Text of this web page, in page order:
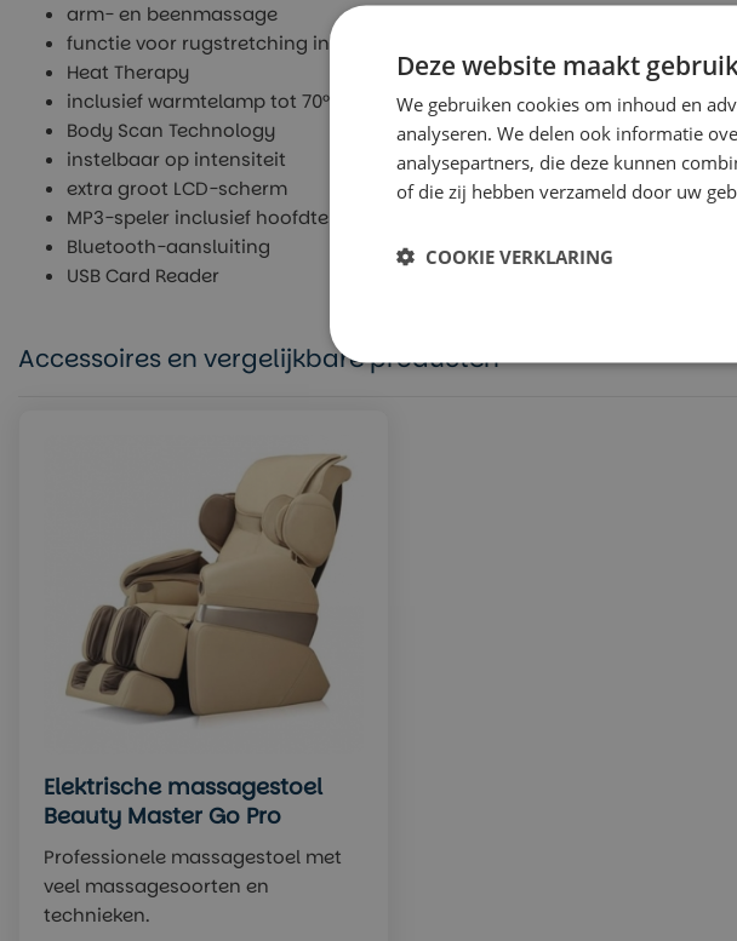
arm- en beenmassage
functie voor rugstretching in alle soorten massage
Heat Therapy
inclusief warmtelamp tot 70°
Body Scan Technology
instelbaar op intensiteit
extra groot LCD-scherm
MP3-speler inclusief hoofdtelefoon (Aonike)
Bluetooth-aansluiting
USB Card Reader
Accessoires en vergelijkbare producten
Elektrische massagestoel
Beauty Master Go Pro
Professionele massagestoel met
veel massagesoorten en
technieken.
Deze website maakt
We gebruiken cookies om inhoud en
analyseren. We delen ook informatie
analysepartners, die deze kunnen
of die zij hebben verzameld door uw
COOKIE VERKLARING